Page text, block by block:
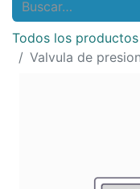
Todos los productos
Valvula de